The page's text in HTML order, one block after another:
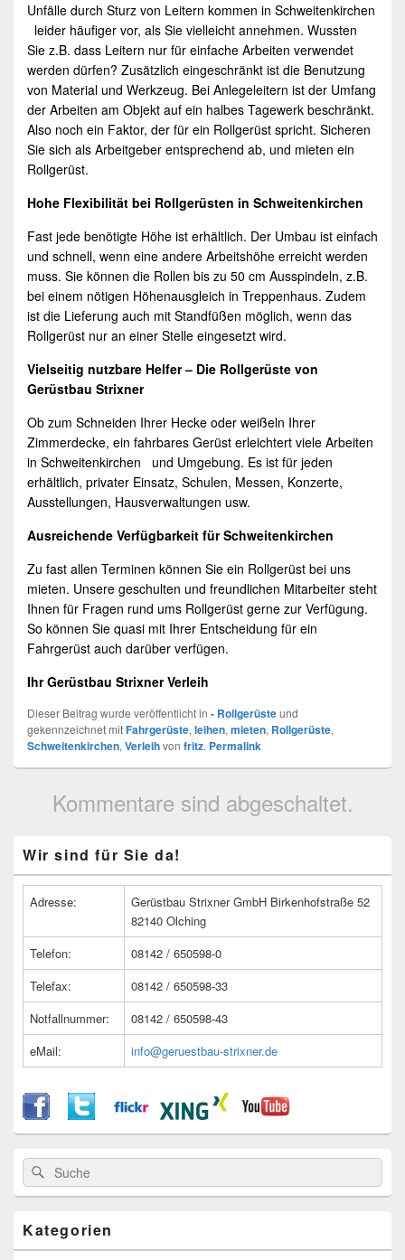
Unfälle durch Sturz von Leitern kommen in Schweitenkirchen
leider häufiger vor, als Sie vielleicht annehmen. Wussten
Sie z.B. dass Leitern nur für einfache Arbeiten verwendet
werden dürfen? Zusätzlich eingeschränkt ist die Benutzung
von Material und Werkzeug. Bei Anlegeleitern ist der Umfang
der Arbeiten am Objekt auf ein halbes Tagewerk beschränkt.
Also noch ein Faktor, der für ein Rollgerüst spricht. Sicheren
Sie sich als Arbeitgeber entsprechend ab, und mieten ein
Rollgerüst.
Hohe Flexibilität bei Rollgerüsten in Schweitenkirchen
Fast jede benötigte Höhe ist erhältlich. Der Umbau ist einfach
und schnell, wenn eine andere Arbeitshöhe erreicht werden
muss. Sie können die Rollen bis zu 50 cm Ausspindeln, z.B.
bei einem nötigen Höhenausgleich in Treppenhaus. Zudem
ist die Lieferung auch mit Standfüßen möglich, wenn das
Rollgerüst nur an einer Stelle eingesetzt wird.
Vielseitig nutzbare Helfer – Die Rollgerüste von
Gerüstbau Strixner
Ob zum Schneiden Ihrer Hecke oder weißeln Ihrer
Zimmerdecke, ein fahrbares Gerüst erleichtert viele Arbeiten
in Schweitenkirchen und Umgebung. Es ist für jeden
erhältlich, privater Einsatz, Schulen, Messen, Konzerte,
Ausstellungen, Hausverwaltungen usw.
Ausreichende Verfügbarkeit für Schweitenkirchen
Zu fast allen Terminen können Sie ein Rollgerüst bei uns
mieten. Unsere geschulten und freundlichen Mitarbeiter steht
Ihnen für Fragen rund ums Rollgerüst gerne zur Verfügung.
So können Sie quasi mit Ihrer Entscheidung für ein
Fahrgerüst auch darüber verfügen.
Ihr Gerüstbau StrixnerVerleih
Dieser Beitrag wurde veröffentlicht in - Rollgerüsteund
gekennzeichnet mitFahrgerüste, leihen, mieten, Rollgerüste,
Schweitenkirchen, Verleihvon fritz. Permalink
Kommentare sind abgeschaltet.
Seitenleisten
Widget-
Wir sind für Sie da!
Adresse:
Gerüstbau Strixner GmbH Birkenhofstraße 52
82140 Olching
Telefon:
08142 / 650598-0
Telefax:
08142 / 650598-33
Notfallnummer:
08142 / 650598-43
eMail:
info@geruestbau-strixner.de
Suche
nach:
Suche
Kategorien